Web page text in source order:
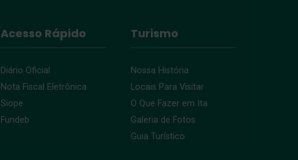
Acesso Rápido
Diário Oficial
Nota Fiscal Eletrônica
Siope
Fundeb
Turismo
Nossa História
Locais Para Visitar
O Que Fazer em Ita
Galeria de Fotos
Guia Turístico